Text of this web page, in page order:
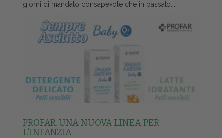
giorni di mandato consapevole che in passato...
PROFAR, UNA NUOVA LINEA PER
L’INFANZIA